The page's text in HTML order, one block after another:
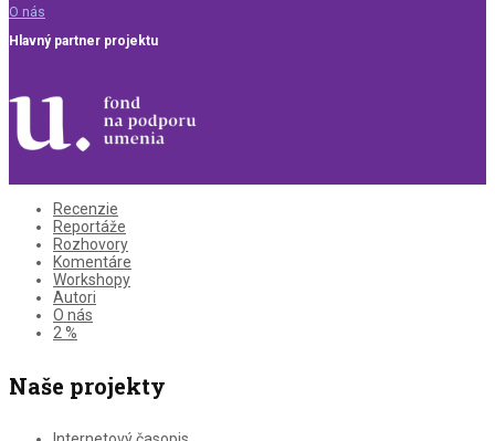
O nás
Hlavný partner projektu
Recenzie
Reportáže
Rozhovory
Komentáre
Workshopy
Autori
O nás
2 %
Naše projekty